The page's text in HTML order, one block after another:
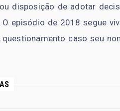
disposição de adotar
episódio de 2018 segue
caso seu